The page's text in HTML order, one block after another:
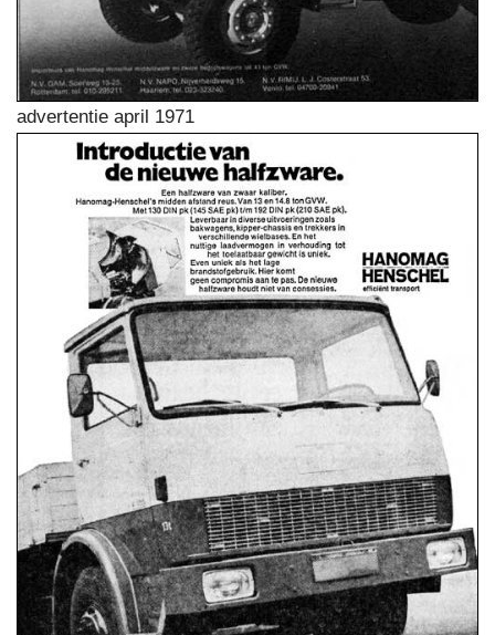
advertentie april 1971